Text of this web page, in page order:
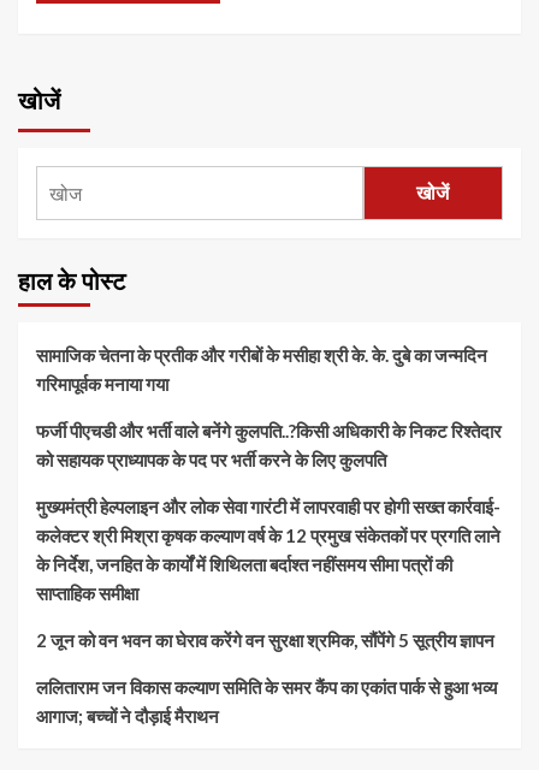
खोजें
खोजें
हाल के पोस्ट
सामाजिक चेतना के प्रतीक और गरीबों के मसीहा श्री के. के. दुबे का जन्मदिन
गरिमापूर्वक मनाया गया
फर्जी पीएचडी और भर्ती वाले बनेंगे कुलपति..?किसी अधिकारी के निकट रिश्तेदार
को सहायक प्राध्यापक के पद पर भर्ती करने के लिए कुलपति
मुख्यमंत्री हेल्पलाइन और लोक सेवा गारंटी में लापरवाही पर होगी सख्त कार्रवाई-
कलेक्टर श्री मिश्रा कृषक कल्याण वर्ष के 12 प्रमुख संकेतकों पर प्रगति लाने
के निर्देश, जनहित के कार्यों में शिथिलता बर्दाश्त नहींसमय सीमा पत्रों की
साप्ताहिक समीक्षा
​2 जून को वन भवन का घेराव करेंगे वन सुरक्षा श्रमिक, सौंपेंगे 5 सूत्रीय ज्ञापन
ललिताराम जन विकास कल्याण समिति के समर कैंप का एकांत पार्क से हुआ भव्य
आगाज; बच्चों ने दौड़ाई मैराथन